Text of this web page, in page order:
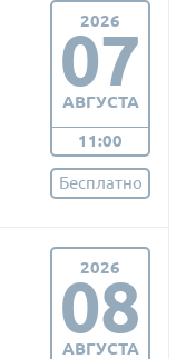
2026
07
АВГУСТА
11:00
Бесплатно
2026
08
АВГУСТА